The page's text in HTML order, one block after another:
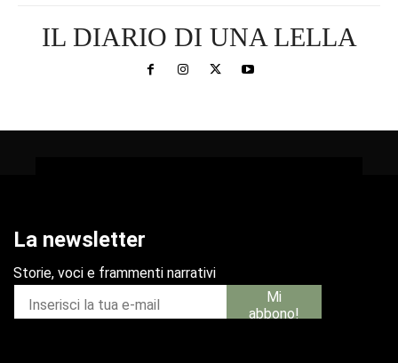
IL DIARIO DI UNA LELLA